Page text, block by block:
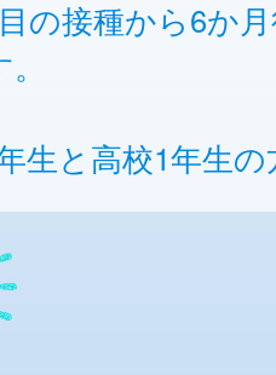
の接種から6か
生と高校1年生